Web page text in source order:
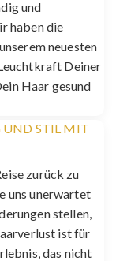
und
haben die
neuesten
Deiner
Haar gesund
UND STIL MIT
zurück zu
uns unerwartet
stellen,
ist für
das nicht